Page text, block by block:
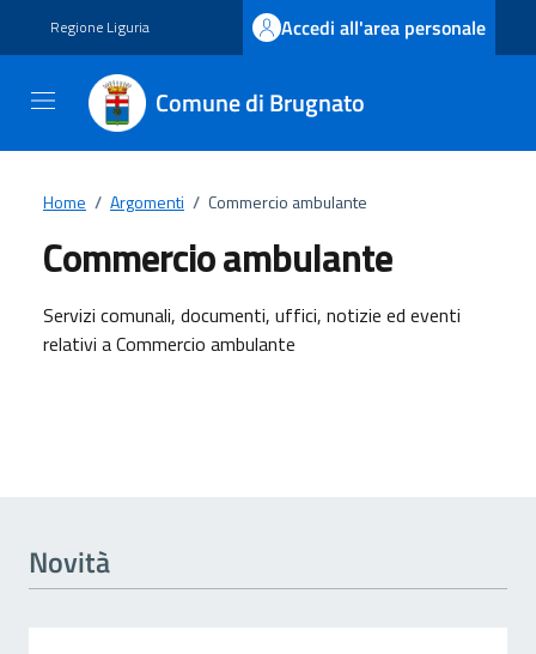
Regione Liguria Accedi all'area personale
Comune di Brugnato
Home / Argomenti / Commercio ambulante
Commercio ambulante
Dettagli dell'argomento
Servizi comunali, documenti, uffici, notizie ed eventi
relativi a Commercio ambulante
Novità